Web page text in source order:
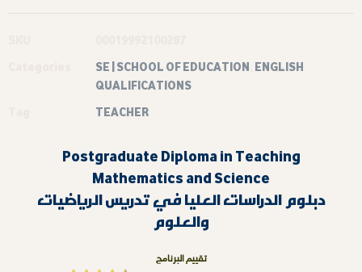
SE | SCHOOL OF EDUCATION ENGLISH
QUALIFICATIONS
TEACHER
Postgraduate Diploma in Teaching
Mathematics and Science
دبلوم الدراسات العليا في تدريس الرياضيات
والعلوم
تقييم البرنامج